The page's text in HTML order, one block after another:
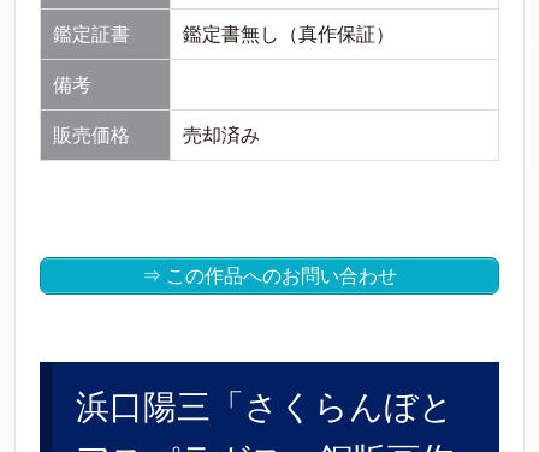
鑑定証書 鑑定書無し（真作保証）
備考
販売価格 売却済み
⇒ この作品へのお問い合わせ
浜口陽三「さくらんぼと